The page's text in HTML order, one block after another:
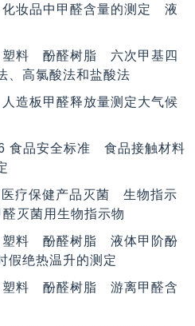
妆品中甲醛含量的测定 液
塑料 酚醛树脂 六次甲基四
高氯酸法和盐酸法
造板甲醛释放量测定大气候
食品安全标准 食品接触材料
疗保健产品灭菌 生物指示
灭菌用生物指示物
塑料 酚醛树脂 液体甲阶酚
假绝热温升的测定
塑料 酚醛树脂 游离甲醛含